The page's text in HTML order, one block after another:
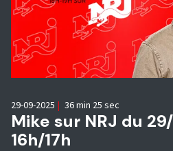
Mike sur NRJ du
16h/17h
29-09-2025 | 36 min 25 sec